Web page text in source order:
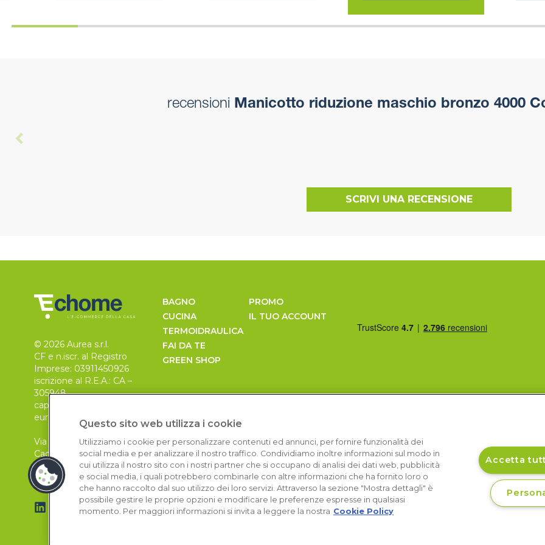
recensioni Manicotto riduzione maschio bronzo 4000
SCRIVI UNA RECENSIONE
© 2026 Aurea s.r.l.
CF e n.iscr. al Registro
Imprese: 03911450926
iscrizione al R.E.A.: CA –
305948
capitale sociale 30.000
euro, i.v.
Via Pietro Leo n. 6
Cagliari
09129
BAGNO
CUCINA
TERMOIDRAULICA
FAI DA TE
GREEN SHOP
PROMO
IL TUO ACCOUNT
Questo sito web utilizza i cookie
Utilizziamo i cookie per personalizzare contenuti ed annunci, per fornire funzionalità dei
social media e per analizzare il nostro traffico. Condividiamo inoltre informazioni sul modo in
cui utilizza il nostro sito con i nostri partner che si occupano di analisi dei dati web, pubblicità
e social media, i quali potrebbero combinarle con altre informazioni che ha fornito loro o
che hanno raccolto dal suo utilizzo dei loro servizi. Attraverso la sezione "Mostra dettagli" è
possibile gestire le proprie opzioni e modificare le preferenze espresse in qualsiasi
momento. Per maggiori informazioni si invita a leggere la nostra Cookie Policy
Accetta